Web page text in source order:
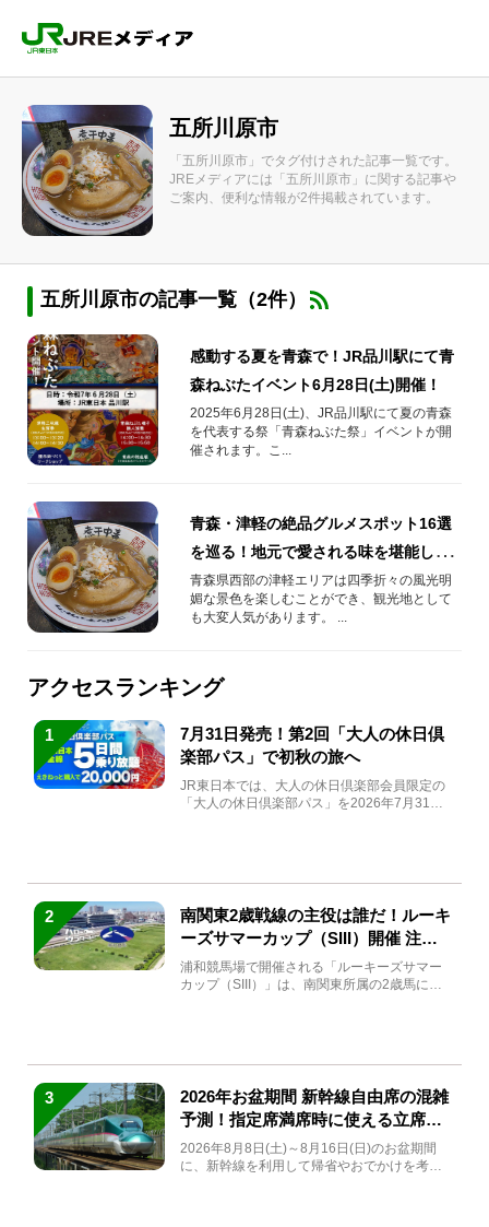
五所川原市
「五所川原市」でタグ付けされた記事一覧です。
JREメディアには「五所川原市」に関する記事や
ご案内、便利な情報が2件掲載されています。
五所川原市の記事一覧（2件）
感動する夏を青森で！JR品川駅にて青
森ねぶたイベント6月28日(土)開催！
2025年6月28日(土)、JR品川駅にて夏の青森
を代表する祭「青森ねぶた祭」イベントが開
催されます。こ...
青森・津軽の絶品グルメスポット16選
を巡る！地元で愛される味を堪能しよ
う
青森県西部の津軽エリアは四季折々の風光明
媚な景色を楽しむことができ、観光地として
も大変人気があります。 ...
アクセスランキング
1
7月31日発売！第2回「大人の休日倶
楽部パス」で初秋の旅へ
JR東日本では、大人の休日倶楽部会員限定の
「大人の休日倶楽部パス」を2026年7月31日
2
南関東2歳戦線の主役は誰だ！ルーキ
ーズサマーカップ（SIII）開催 注目
馬と見どころをチェック
浦和競馬場で開催される「ルーキーズサマー
カップ（SIII）」は、南関東所属の2歳馬によ
3
2026年お盆期間 新幹線自由席の混雑
予測！指定席満席時に使える立席特
急券も解説
2026年8月8日(土)～8月16日(日)のお盆期間
に、新幹線を利用して帰省やおでかけを考え